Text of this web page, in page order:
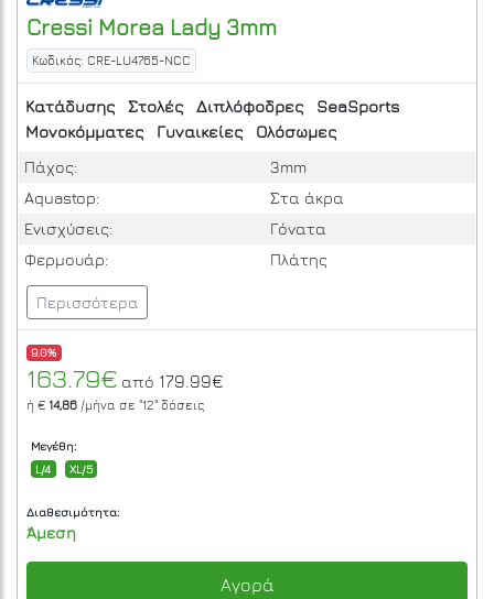
Cressi Morea Lady 3mm
Κωδικός: CRE-LU4765-NCC
Κατάδυσης Στολές Διπλόφοδρες
SeaSports
Μονοκόμματες
Γυναικείες
Ολόσωμες
Πάχος:
3mm
Aquastop:
Στα άκρα
Ενισχύσεις:
Γόνατα
Φερμουάρ:
Πλάτης
Περισσότερα
9.0%
163.79€ από 179.99€
ή € 14,86 /μήνα σε "12" δόσεις
Μεγέθη:
L/4
XL/5
Διαθεσιμότητα:
Άμεση
Αγορά